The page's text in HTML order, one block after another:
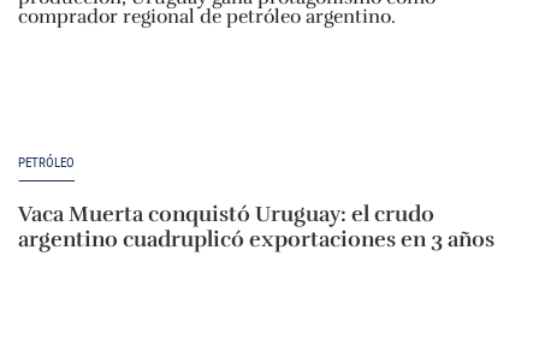
PETRÓLEO
Vaca Muerta conquistó Uruguay: el crudo
argentino cuadruplicó exportaciones en 3 años